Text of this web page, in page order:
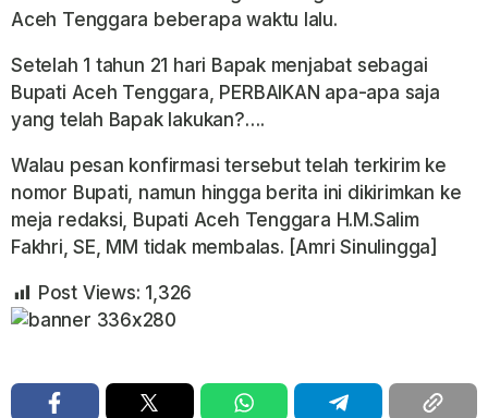
Aceh Tenggara beberapa waktu lalu.
Setelah 1 tahun 21 hari Bapak menjabat sebagai
Bupati Aceh Tenggara, PERBAIKAN apa-apa saja
yang telah Bapak lakukan?….
Walau pesan konfirmasi tersebut telah terkirim ke
nomor Bupati, namun hingga berita ini dikirimkan ke
meja redaksi, Bupati Aceh Tenggara H.M.Salim
Fakhri, SE, MM tidak membalas. [Amri Sinulingga]
Post Views: 1,326